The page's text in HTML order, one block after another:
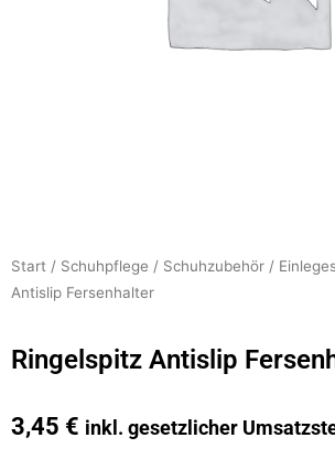
Start / Schuhpflege / Schuhzubehör /
Antislip Fersenhalter
Ringelspitz Antislip
3,45 € inkl. gesetzlicher